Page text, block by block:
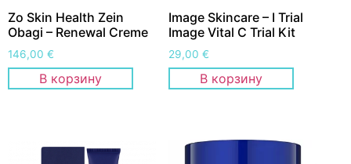
Zo Skin Health Zein
Obagi – Renewal Creme
146,00 €
В корзину
Image Skincare – I Trial
Image Vital C Trial Kit
29,00€
В корзину